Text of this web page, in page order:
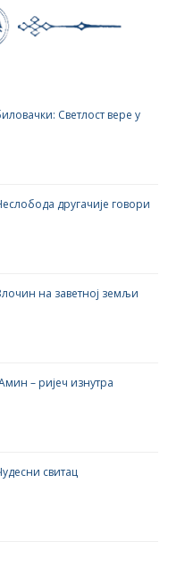
Светлост вере у
другачије говори
на заветној земљи
– ријеч изнутра
свитац